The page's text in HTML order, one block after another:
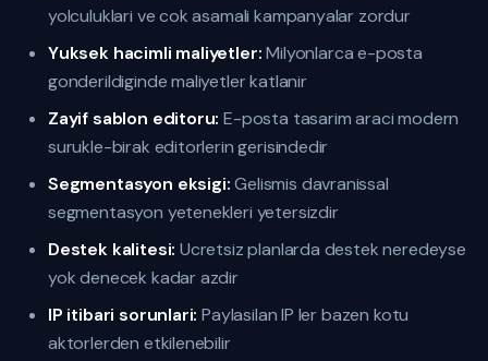
yolculuklari ve cok asamali kampanyalar zordur
Yuksek hacimli maliyetler:Milyonlarca e-posta
gonderildiginde maliyetler katlanir
Zayif sablon editoru: E-posta tasarim araci modern
surukle-birak editorlerin gerisindedir
Segmentasyon eksigi:Gelismis davranissal
segmentasyon yetenekleri yetersizdir
Destek kalitesi: Ucretsiz planlarda destek neredeyse
yok denecek kadar azdir
IP itibari sorunlari: Paylasilan IP ler bazen kotu
aktorlerden etkilenebilir